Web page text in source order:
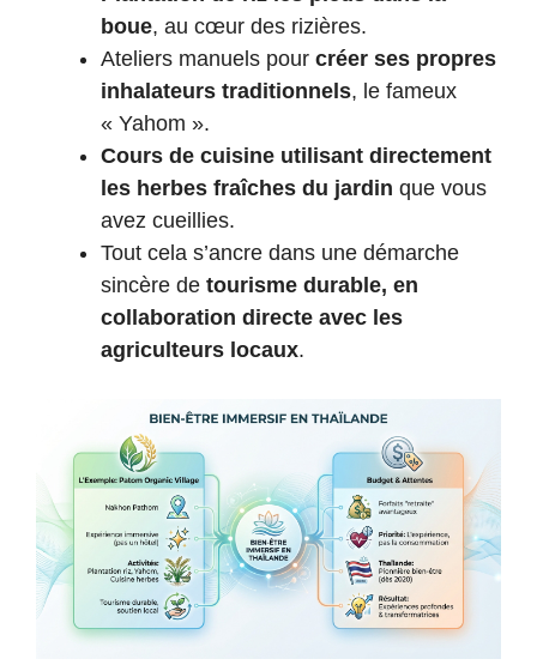
boue, au cœur des rizières.
Ateliers manuels pour créer ses propres
inhalateurs traditionnels, le fameux
« Yahom ».
Cours de cuisine utilisant directement
les herbes fraîches du jardin que vous
avez cueillies.
Tout cela s’ancre dans une démarche
sincère de tourisme durable, en
collaboration directe avec les
agriculteurs locaux.